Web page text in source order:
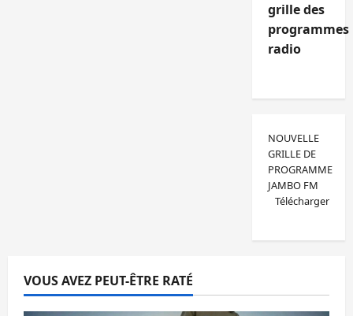
grille des
programmes
radio
NOUVELLE
GRILLE DE
PROGRAMME
JAMBO FM
Télécharger
VOUS AVEZ PEUT-ÊTRE RATÉ